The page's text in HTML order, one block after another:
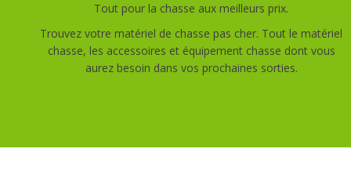
Tout pour la chasse aux meilleurs prix.
Trouvez votre matériel de chasse pas cher. Tout le matériel
chasse, les accessoires et équipement chasse dont vous
aurez besoin dans vos prochaines sorties.